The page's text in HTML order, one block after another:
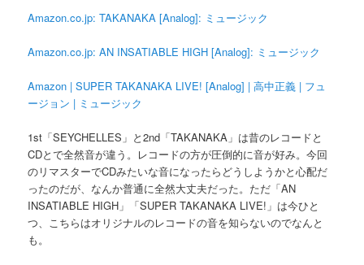
Amazon.co.jp: TAKANAKA [Analog]: ミュージック
Amazon.co.jp: AN INSATIABLE HIGH [Analog]: ミュージック
Amazon | SUPER TAKANAKA LIVE! [Analog] | 高中正義 | フュ
ージョン | ミュージック
1st「SEYCHELLES」と2nd「TAKANAKA」は昔のレコードと
CDとで全然音が違う。レコードの方が圧倒的に音が好み。今回
のリマスターでCDみたいな音になったらどうしようかと心配だ
ったのだが、なんか普通に全然大丈夫だった。ただ「AN
INSATIABLE HIGH」「SUPER TAKANAKA LIVE!」は今ひと
つ、こちらはオリジナルのレコードの音を知らないのでなんと
も。